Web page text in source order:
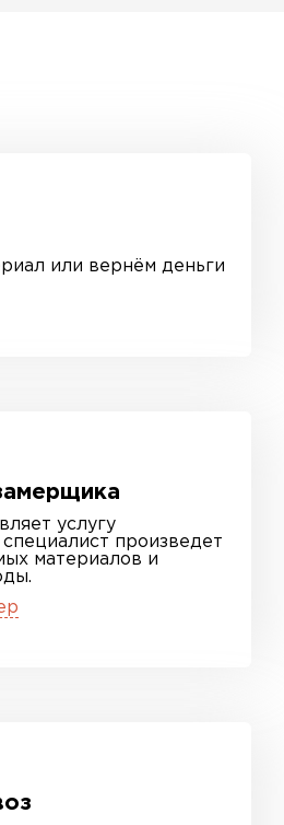
или вернём деньги
услугу
произведет
материалов и